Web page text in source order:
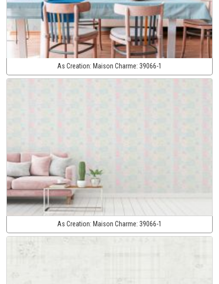
As Creation: Maison Charme: 39066-1
As Creation: Maison Charme: 39066-1